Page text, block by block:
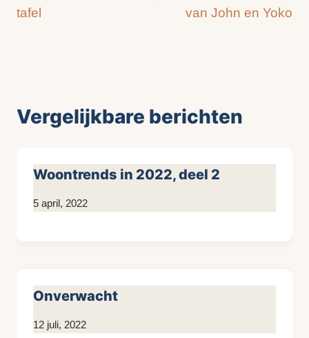
tafel
van John en Yoko
Vergelijkbare berichten
Woontrends in 2022, deel 2
Door
5 april, 2022
Onverwacht
Door
12 juli, 2022